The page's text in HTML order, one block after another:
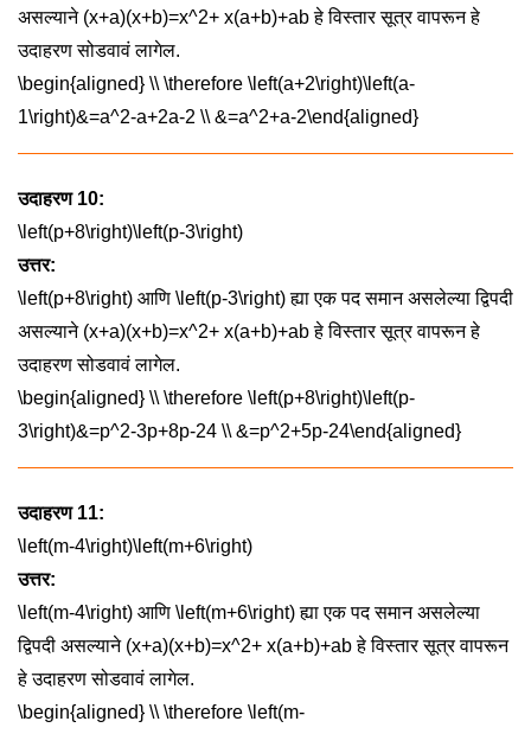
असल्याने (x+a)(x+b)=x^2+ x(a+b)+abहे विस्तार सूत्र वापरून हे
उदाहरण सोडवावं लागेल.
\begin{aligned} \\ \therefore \left(a+2\right)\left(a-
1\right)&=a^2-a+2a-2 \\ &=a^2+a-2\end{aligned}
उदाहरण 10:
\left(p+8\right)\left(p-3\right)
उत्तर:
\left(p+8\right) आणि \left(p-3\right)ह्या एक पद समान असलेल्या द्विपदी
असल्याने (x+a)(x+b)=x^2+ x(a+b)+abहे विस्तार सूत्र वापरून हे
उदाहरण सोडवावं लागेल.
\begin{aligned} \\ \therefore \left(p+8\right)\left(p-
3\right)&=p^2-3p+8p-24 \\ &=p^2+5p-24\end{aligned}
उदाहरण 11:
\left(m-4\right)\left(m+6\right)
उत्तर:
\left(m-4\right) आणि \left(m+6\right)ह्या एक पद समान असलेल्या
द्विपदी असल्याने (x+a)(x+b)=x^2+ x(a+b)+abहे विस्तार सूत्र वापरून
हे उदाहरण सोडवावं लागेल.
\begin{aligned} \\ \therefore \left(m-